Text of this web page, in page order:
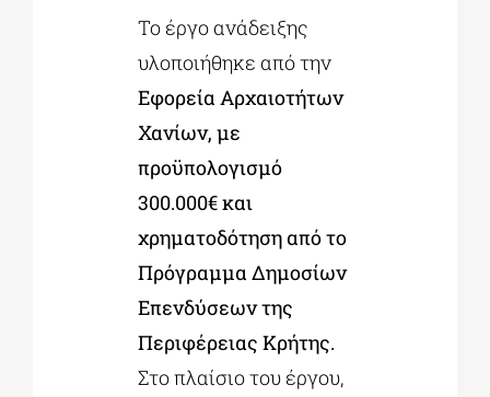
Το έργο ανάδειξης
υλοποιήθηκε από την
Εφορεία Αρχαιοτήτων
Χανίων, με
προϋπολογισμό
300.000€ και
χρηματοδότηση από το
Πρόγραμμα Δημοσίων
Επενδύσεων της
Περιφέρειας Κρήτης.
Στο πλαίσιο του έργου,